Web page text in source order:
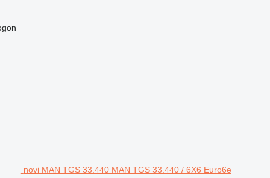
novi MAN TGS 33.440 MAN TGS 33.440 / 6X6 Euro6e